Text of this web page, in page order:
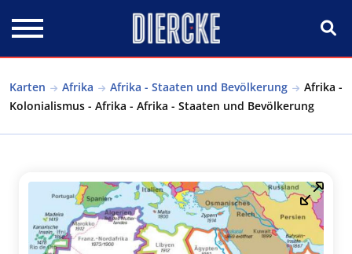
Karten Afrika Afrika - Staaten und Bevölkerung
Afrika -
Kolonialismus - Afrika - Afrika - Staaten und Bevölkerung